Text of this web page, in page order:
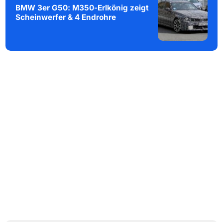
BMW 3er G50: M350-Erlkönig zeigt
Scheinwerfer & 4 Endrohre